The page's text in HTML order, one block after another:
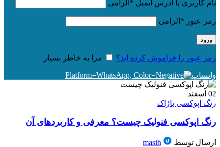
نام کاربری یا آدرس ایمیل * الزامی
رمز عبور * الزامی
ورود
رمز عبور را فراموش کرده اید؟ مرا به خاطر بسپار
واتساپ
02 اسفند
رنگ اپوکسی باژاک
رنگ اپوکسی فنولیک چیست؟ معرفی و کاربردهای آن
ارسال توسط
masih